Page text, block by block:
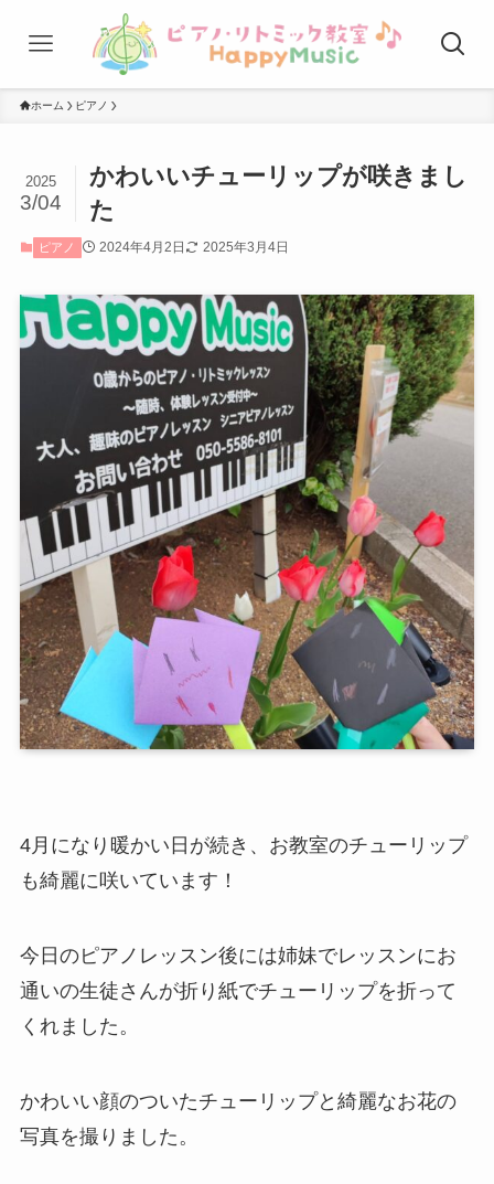
ホーム ピアノ
かわいいチューリップが咲きまし
た
2025
3/04
ピアノ 2024年4月2日 2025年3月4日
4月になり暖かい日が続き、お教室のチューリップ
も綺麗に咲いています！
今日のピアノレッスン後には姉妹でレッスンにお
通いの生徒さんが折り紙でチューリップを折って
くれました。
かわいい顔のついたチューリップと綺麗なお花の
写真を撮りました。